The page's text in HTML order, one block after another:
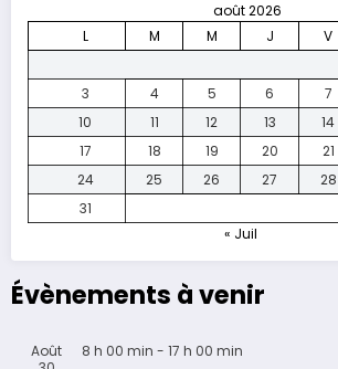
août 2026
L
M M J V
3
4 5 6 7
10
11 12 13 14
17
18 19 20 21
24
25 26 27 28
31
« Juil
Évènements à venir
Août
8 h 00 min - 17 h 00 min